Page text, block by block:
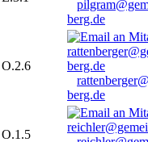
berg.de
O.2.6
berg.de
O.1.5